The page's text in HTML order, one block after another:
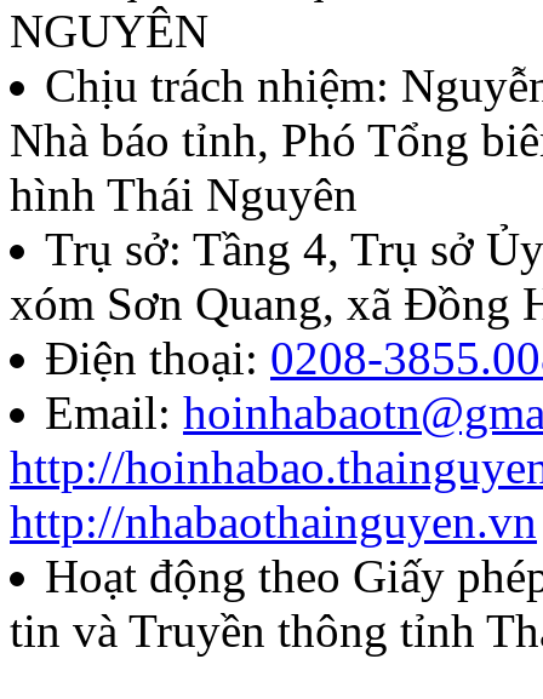
Lượt xem:136 | lượt tải:60
07/QĐ-BTC
Quyết định về việc thành
báo chí Huỳnh Thúc
năm 2026
Lượt xem:286 | lượt tải:106
85/QĐ-HNB
Quyết định về việc công
năm 2026 của Hội Nhà
NGUYÊN
Chịu trách nhiệm:
Nhà báo tỉnh, Phó Tổng
hình Thái Nguyên
Trụ sở: Tầng 4, Trụ sở
xóm Sơn Quang, xã Đồng
Điện thoại: 0208-
Email:
http://
http://nhabaothainguyen.vn
Hoạt động theo Giấy
tin và Truyền thông tỉnh